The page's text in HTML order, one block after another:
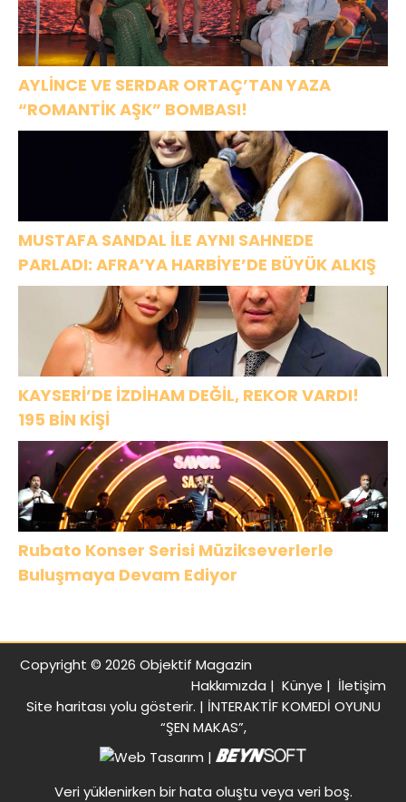
AYLİNCE VE SERDAR ORTAÇ’TAN YAZA
“ROMANTİK AŞK” BOMBASI!
MUSTAFA SANDAL İLE AYNI SAHNEDE
PARLADI: AFRA’YA HARBİYE’DE BÜYÜK ALKIŞ
KAYSERİ’DE İZDİHAM DEĞİL, REKOR VARDI!
195 BİN KİŞİ
Rubato Konser Serisi Müzikseverlerle
Buluşmaya Devam Ediyor
Copyright © 2026 Objektif Magazin
Hakkımızda | Künye | İletişim
Site haritası yolu gösterir. | İNTERAKTİF KOMEDİ OYUNU
“ŞEN MAKAS”,
|
Veri yüklenirken bir hata oluştu veya veri boş.